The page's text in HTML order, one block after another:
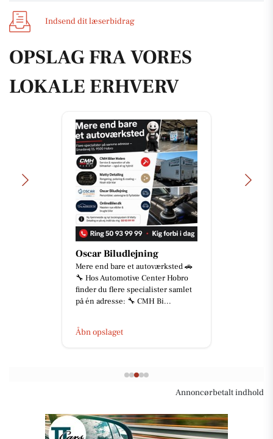
Indsend dit læserbidrag
OPSLAG FRA VORES
LOKALE ERHVERV
Oscar Biludlejning
Mere end bare et autoværksted 🚗
🔧 Hos Automotive Center Hobro
finder du flere specialister samlet
på én adresse: 🔧 CMH Bi...
Åbn opslaget
Annoncørbetalt indhold